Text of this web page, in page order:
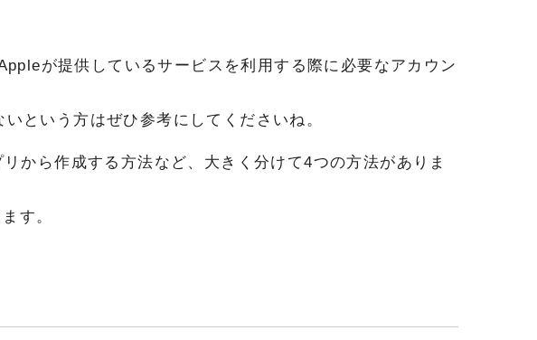
が提供しているサービスを利用する際に必要なアカウン
という方はぜひ参考にしてくださいね。
から作成する方法など、大きく分けて4つの方法がありま
す。